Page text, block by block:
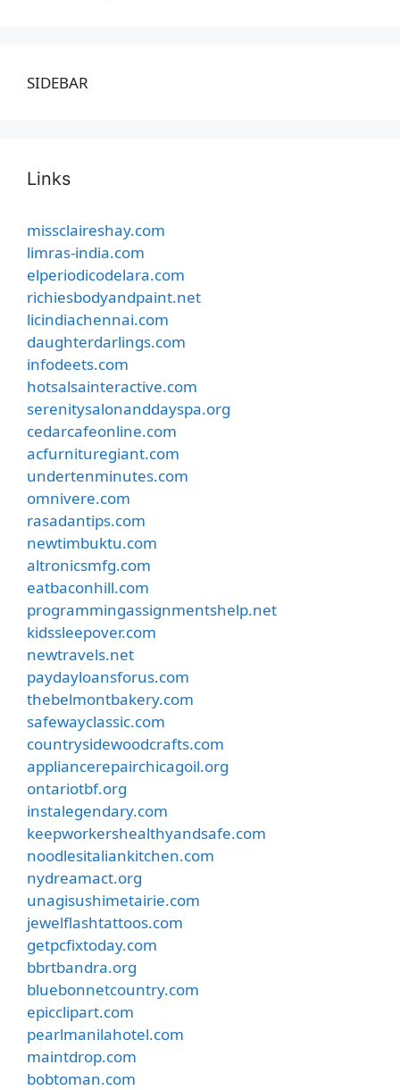
SIDEBAR
Links
missclaireshay.com
limras-india.com
elperiodicodelara.com
richiesbodyandpaint.net
licindiachennai.com
daughterdarlings.com
infodeets.com
hotsalsainteractive.com
serenitysalonanddayspa.org
cedarcafeonline.com
acfurnituregiant.com
undertenminutes.com
omnivere.com
rasadantips.com
newtimbuktu.com
altronicsmfg.com
eatbaconhill.com
programmingassignmentshelp.net
kidssleepover.com
newtravels.net
paydayloansforus.com
thebelmontbakery.com
safewayclassic.com
countrysidewoodcrafts.com
appliancerepairchicagoil.org
ontariotbf.org
instalegendary.com
keepworkershealthyandsafe.com
noodlesitaliankitchen.com
nydreamact.org
unagisushimetairie.com
jewelflashtattoos.com
getpcfixtoday.com
bbrtbandra.org
bluebonnetcountry.com
epicclipart.com
pearlmanilahotel.com
maintdrop.com
bobtoman.com